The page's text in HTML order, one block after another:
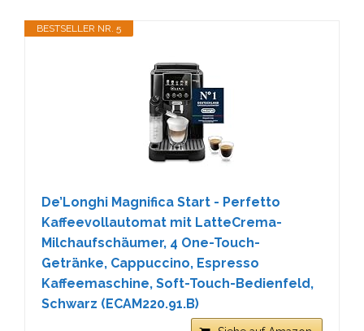
BESTSELLER NR. 5
De’Longhi Magnifica Start - Perfetto
Kaffeevollautomat mit LatteCrema-
Milchaufschäumer, 4 One-Touch-
Getränke, Cappuccino, Espresso
Kaffeemaschine, Soft-Touch-Bedienfeld,
Schwarz (ECAM220.91.B)